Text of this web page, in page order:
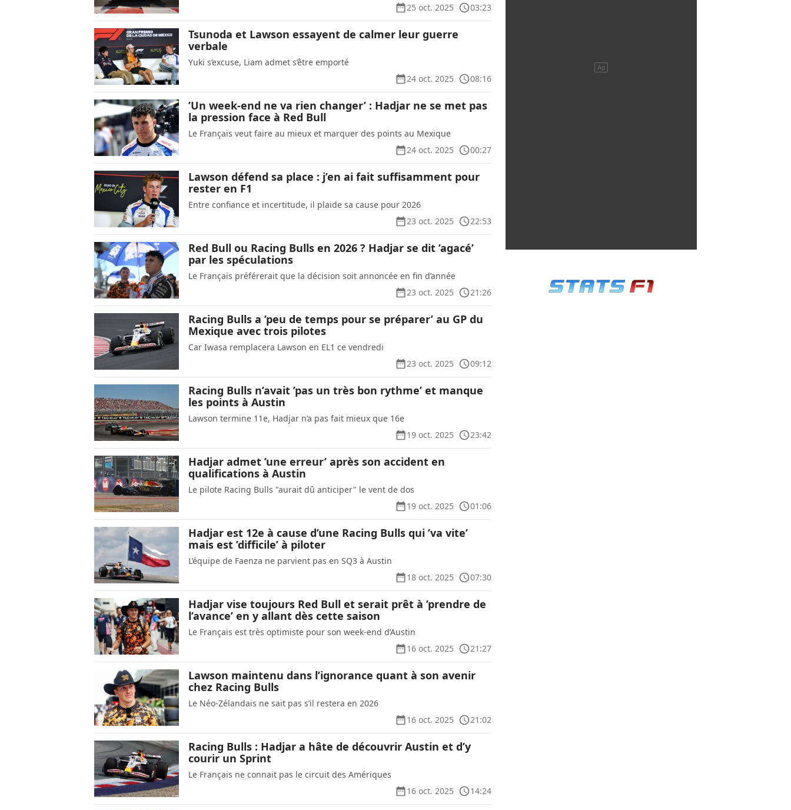
25 oct. 2025
03:23
Tsunoda et Lawson essayent de calmer leur guerre
verbale
Yuki s’excuse, Liam admet s’être emporté
24 oct. 2025
08:16
’Un week-end ne va rien changer’ : Hadjar ne se met pas
la pression face à Red Bull
Le Français veut faire au mieux et marquer des points au Mexique
24 oct. 2025
00:27
Lawson défend sa place : j’en ai fait suffisamment pour
rester en F1
Entre confiance et incertitude, il plaide sa cause pour 2026
23 oct. 2025
22:53
Red Bull ou Racing Bulls en 2026 ? Hadjar se dit ’agacé’
par les spéculations
Le Français préférerait que la décision soit annoncée en fin d’année
23 oct. 2025
21:26
Racing Bulls a ’peu de temps pour se préparer’ au GP du
Mexique avec trois pilotes
Car Iwasa remplacera Lawson en EL1 ce vendredi
23 oct. 2025
09:12
Racing Bulls n’avait ’pas un très bon rythme’ et manque
les points à Austin
Lawson termine 11e, Hadjar n’a pas fait mieux que 16e
19 oct. 2025
23:42
Hadjar admet ’une erreur’ après son accident en
qualifications à Austin
Le pilote Racing Bulls "aurait dû anticiper" le vent de dos
19 oct. 2025
01:06
Hadjar est 12e à cause d’une Racing Bulls qui ’va vite’
mais est ’difficile’ à piloter
L’équipe de Faenza ne parvient pas en SQ3 à Austin
18 oct. 2025
07:30
Hadjar vise toujours Red Bull et serait prêt à ’prendre de
l’avance’ en y allant dès cette saison
Le Français est très optimiste pour son week-end d’Austin
16 oct. 2025
21:27
Lawson maintenu dans l’ignorance quant à son avenir
chez Racing Bulls
Le Néo-Zélandais ne sait pas s’il restera en 2026
16 oct. 2025
21:02
Racing Bulls : Hadjar a hâte de découvrir Austin et d’y
courir un Sprint
Le Français ne connait pas le circuit des Amériques
16 oct. 2025
14:24